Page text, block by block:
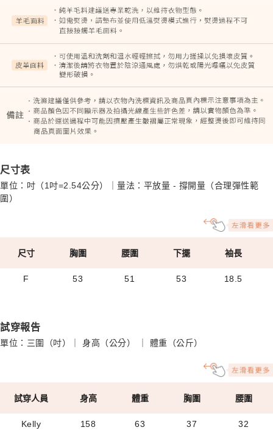
尺寸表
單位：吋（1吋=2.54公分）｜量法：平放量 - 撐開量（合理彈性範
圍）
尺寸 胸圍 腰圍 下擺 袖長
F 53 51 53 18.5
試穿報告
單位：三圍（吋）｜ 身高（公分） ｜ 體重（公斤）
試穿人員 身高 體重 胸圍 腰圍
Kelly 158 63 37 32